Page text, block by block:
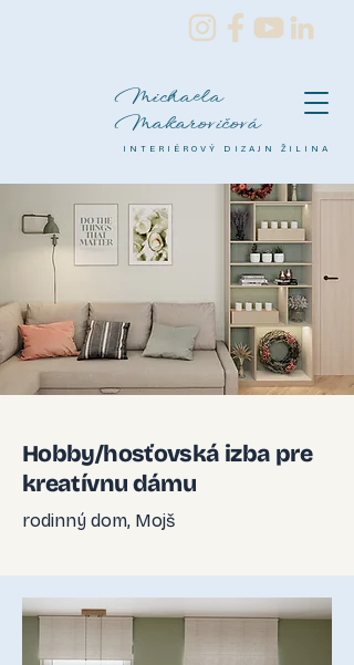
Michaela
Makarovičová
INTERIÉROVÝ DIZAJN ŽILINA
Hobby/hosťovská izba pre
kreatívnu dámu
rodinný dom, Mojš